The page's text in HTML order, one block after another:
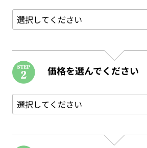
価格を選んでください